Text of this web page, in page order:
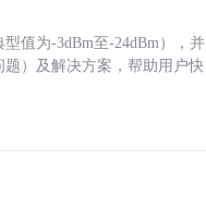
值为-3dBm至-24dBm），并
）及解决方案，帮助用户快